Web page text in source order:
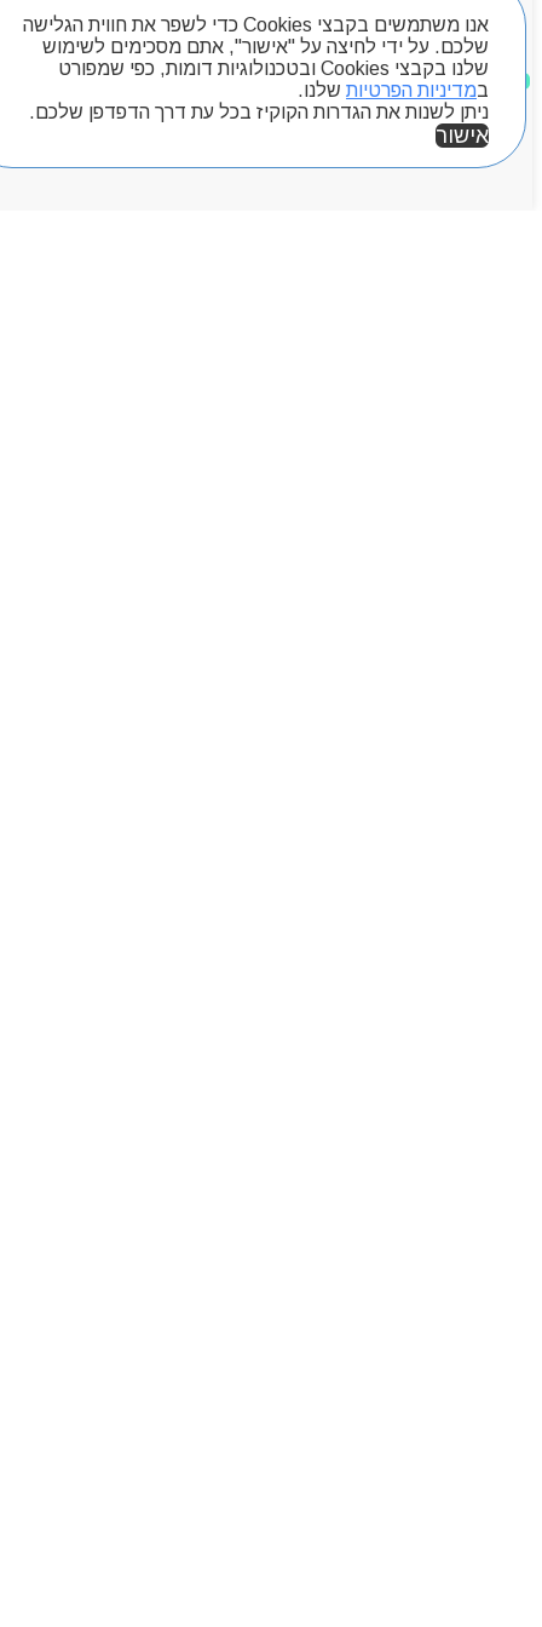
אנו משתמשים בקבצי Cookies כדי לשפר את חווית הגלישה
שלכם. על ידי לחיצה על "אישור", אתם מסכימים לשימוש
שלנו בקבצי Cookies ובטכנולוגיות דומות, כפי שמפורט
במדיניות הפרטיות שלנו.
ניתן לשנות את הגדרות הקוקיז בכל עת דרך הדפדפן שלכם.
אישור
מוצרים שאהבתי